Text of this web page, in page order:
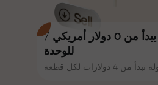
فرق السعر يبدأ من 0 دولار أمريكي /
للوحدة
من 4 دولارات لكل قطعة
ويعمل كشريك يُلهم العملاء
لتحقيق أهداف طموحة.